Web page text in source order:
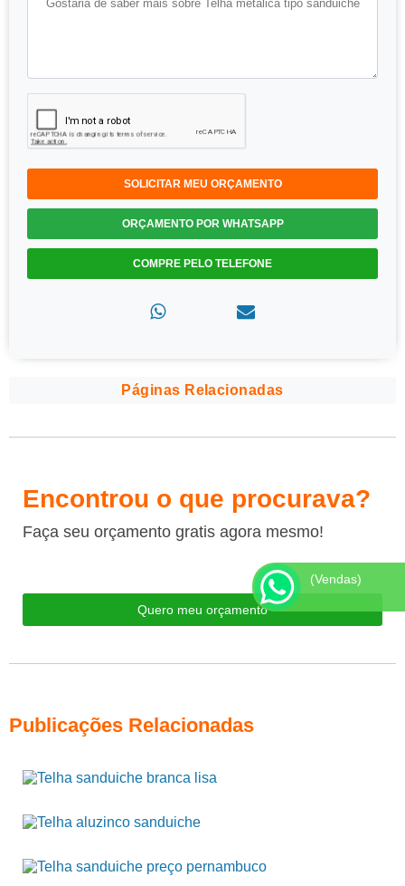
SOLICITAR MEU ORÇAMENTO
ORÇAMENTO POR WHATSAPP
COMPRE PELO TELEFONE
Páginas Relacionadas
Encontrou o que procurava?
Faça seu orçamento gratis agora mesmo!
Quero meu orçamento
Publicações Relacionadas
(Vendas)